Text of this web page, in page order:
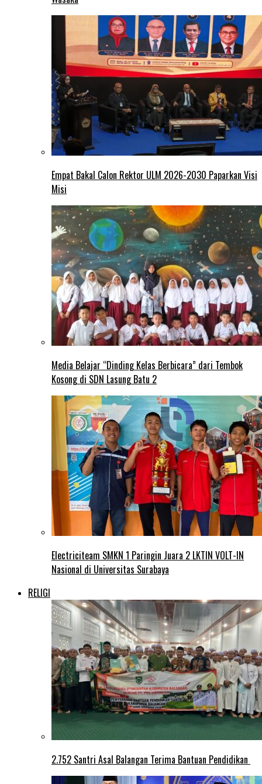
Empat Bakal Calon Rektor ULM 2026-2030 Paparkan Visi
Misi
Media Belajar “Dinding Kelas Berbicara” dari Tembok
Kosong di SDN Lasung Batu 2
Electriciteam SMKN 1 Paringin Juara 2 LKTIN VOLT-IN
Nasional di Universitas Surabaya
RELIGI
2.752 Santri Asal Balangan Terima Bantuan Pendidikan